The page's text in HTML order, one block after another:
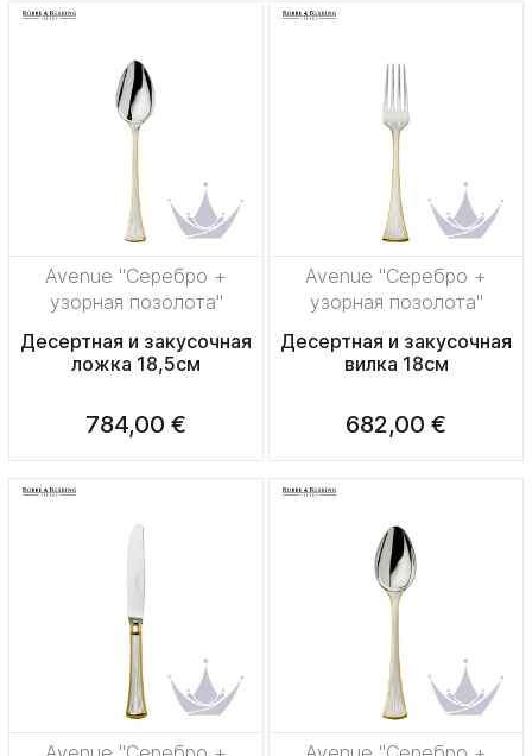
Avenue "Серебро +
узорная позолота"
Десертная и закусочная
ложка 18,5см
784,00 €
Avenue "Серебро +
узорная позолота"
Десертная и закусочная
вилка 18см
682,00 €